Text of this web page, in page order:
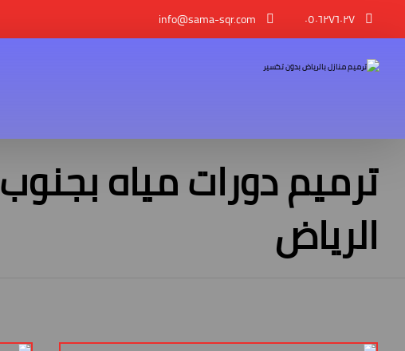
٠٥٠٦٢٧٦٠٢٧ info@sama-sqr.com
ترميم دورات مياه بجنوب
الرياض